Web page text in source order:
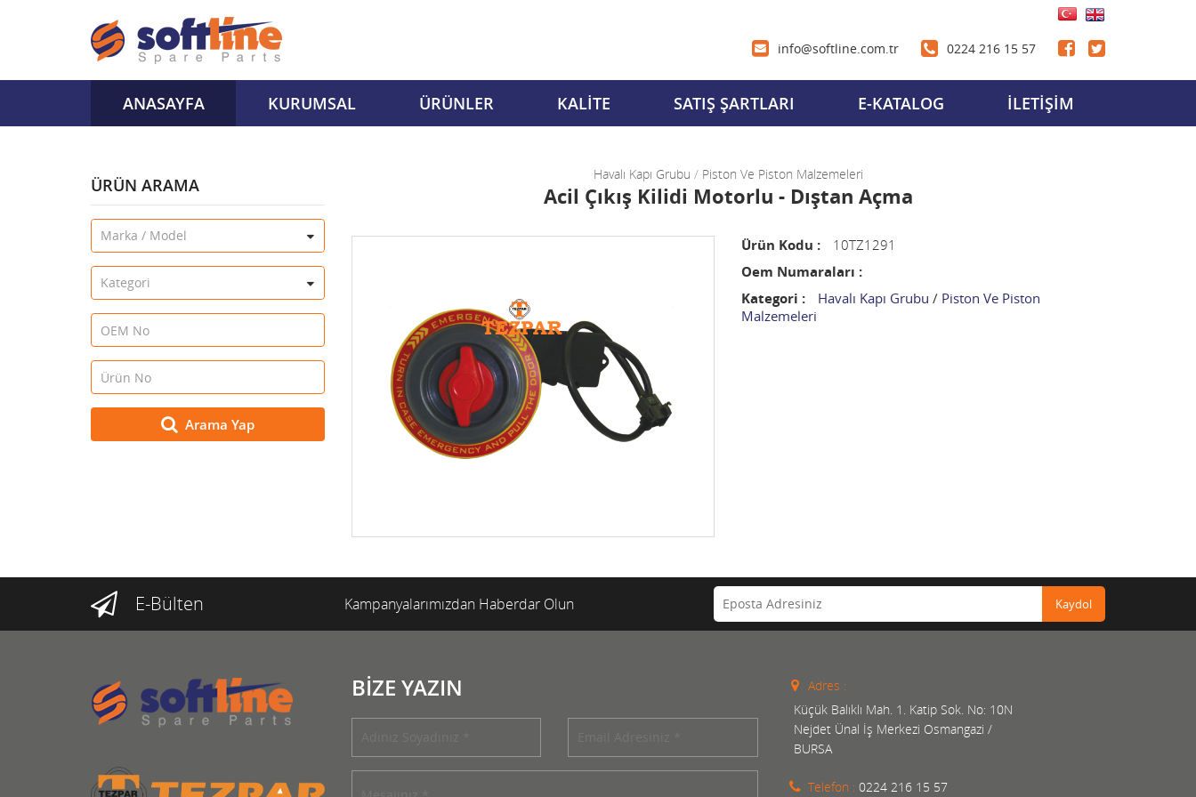
info@softline.com.tr 0224 216 15 57
ANASAYFA KURUMSAL ÜRÜNLER KALİTE SATIŞ ŞARTLARI E-KATALOG İLETİŞİM
ÜRÜN ARAMA
Arama Yap
Havalı Kapı Grubu / Piston Ve Piston Malzemeleri
Acil Çıkış Kilidi Motorlu - Dıştan Açma
Ürün Kodu :
10TZ1291
Oem Numaraları :
Kategori :
Havalı Kapı Grubu / Piston Ve Piston
Malzemeleri
E-Bülten Kampanyalarımızdan Haberdar Olun Kaydol
BİZE YAZIN
Adres :
Küçük Balıklı Mah. 1. Katip Sok. No: 10N
Nejdet Ünal İş Merkezi Osmangazi /
BURSA
Telefon : 0224 216 15 57